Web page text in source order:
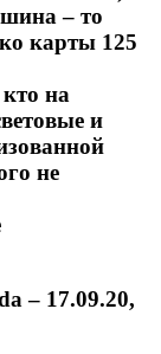
– то
карты 125
на
и
не
– 17.09.20,